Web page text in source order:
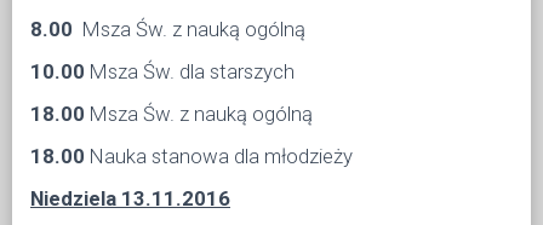
8.00 Msza Św. z nauką ogólną
10.00 Msza Św. dla starszych
18.00 Msza Św. z nauką ogólną
18.00 Nauka stanowa dla młodzieży
Niedziela 13.11.2016